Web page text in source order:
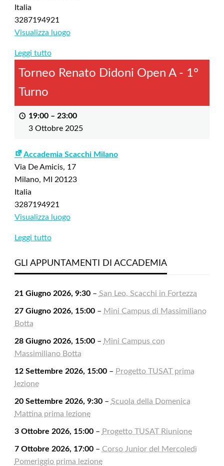
Italia
3287194921
Visualizza luogo
Leggi tutto
Torneo Renato Didoni Open A - 1°
Turno
19:00 – 23:00
3 Ottobre 2025
Accademia Scacchi Milano
Via De Amicis, 17
Milano, MI
20123
Italia
3287194921
Visualizza luogo
Leggi tutto
GLI APPUNTAMENTI DI ACCADEMIA
21 Giugno 2026, 9:30– San Leo, Scacchi in Fortezza
27 Giugno 2026, 15:00– Mini Campus di Massimiliano
Botta
28 Giugno 2026, 15:00– Mini Campus con
Massimiliano Botta
12 Settembre 2026, 15:00– Progetto TUSAT prima
lezione
20 Settembre 2026, 9:30– Scuola della Domenica
Mattina prima lezione
3 Ottobre 2026, 15:00– Progetto TUSAT Riunione
7 Ottobre 2026, 17:00– Corso Junior del Mercoledì
Pomeriggio prima lezione